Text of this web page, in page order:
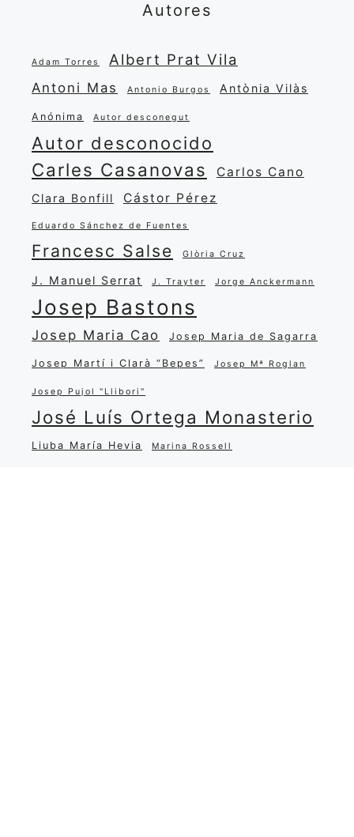
Autores
Adam Torres Albert Prat Vila
Antoni Mas Antonio Burgos Antònia Vilàs
Anónima Autor desconegut
Autor desconocido
Carles Casanovas Carlos Cano
Clara Bonfill Cástor Pérez
Eduardo Sánchez de Fuentes
Francesc Salse Glòria Cruz
J. Manuel Serrat J. Trayter Jorge Anckermann
Josep Bastons
Josep Maria Cao Josep Maria de Sagarra
Josep Martí i Clarà “Bepes” Josep Mª Roglan
Josep Pujol "Llibori"
José Luís Ortega Monasterio
Liuba María Hevia Marina Rossell